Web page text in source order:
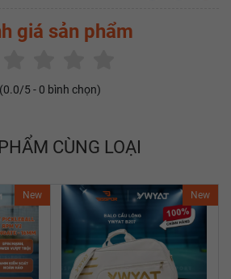
giá sản phẩm
(0.0/5 - 0 bình chọn)
CÙNG LOẠI
New New